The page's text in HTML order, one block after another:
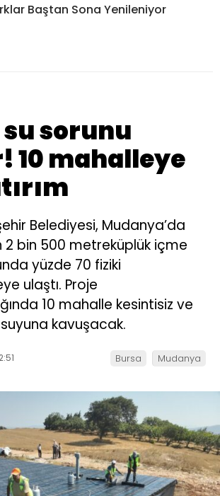
Baştan Sona Yenileniyor
su sorunu
10 mahalleye
Belediyesi, Mudanya’da
2 bin 500 metreküplük içme
yüzde 70 fiziki
ulaştı. Proje
10 mahalle kesintisiz ve
suyuna kavuşacak.
Bursa Mudanya